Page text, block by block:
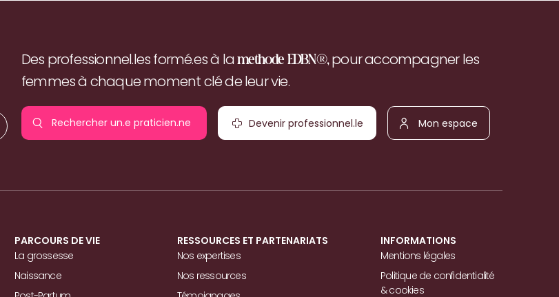
Des professionnel.les formé.es à lamethode EDBN®,pour accompagner les
femmes à chaque moment clé de leur vie.
Rechercher un.e
praticien.ne
Devenir
professionnel.le
Mon
espace
PARCOURS DE VIE
La grossesse
Naissance
RESSOURCES ET PARTENARIATS
Nos expertises
Nos ressources
INFORMATIONS
Mentions légales
Politique de confidentialité
& cookies